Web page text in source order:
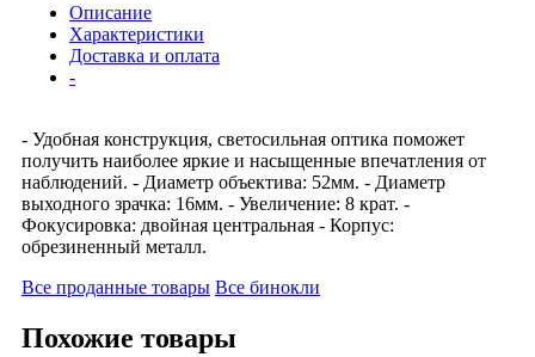
Описание
Характеристики
Доставка и оплата
-
- Удобная конструкция, светосильная оптика поможет
получить наиболее яркие и насыщенные впечатления от
наблюдений. - Диаметр объектива: 52мм. - Диаметр
выходного зрачка: 16мм. - Увеличение: 8 крат. -
Фокусировка: двойная центральная - Корпус:
обрезиненный металл.
Все проданные товары Все бинокли
Похожие товары